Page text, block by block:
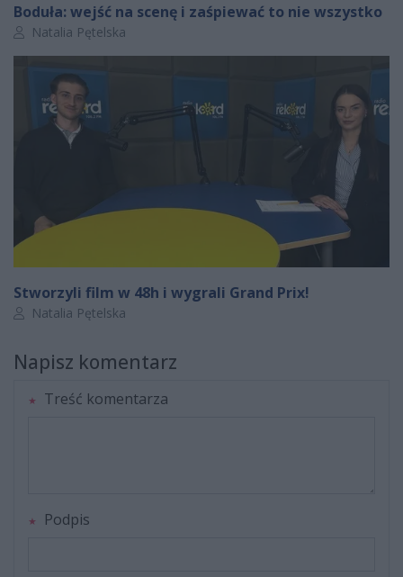
Boduła: wejść na scenę i zaśpiewać to nie wszystko
Autor artykułu:
Natalia Pętelska
Stworzyli film w 48h i wygrali Grand Prix!
Autor artykułu:
Natalia Pętelska
Napisz komentarz
Treść komentarza
Podpis